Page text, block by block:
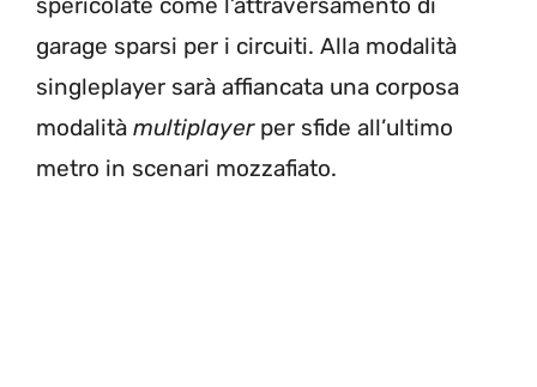
garage sparsi per i circuiti. Alla modalità
singleplayer sarà affiancata una corposa
modalità multiplayerper sfide all’ultimo
metro in scenari mozzafiato.